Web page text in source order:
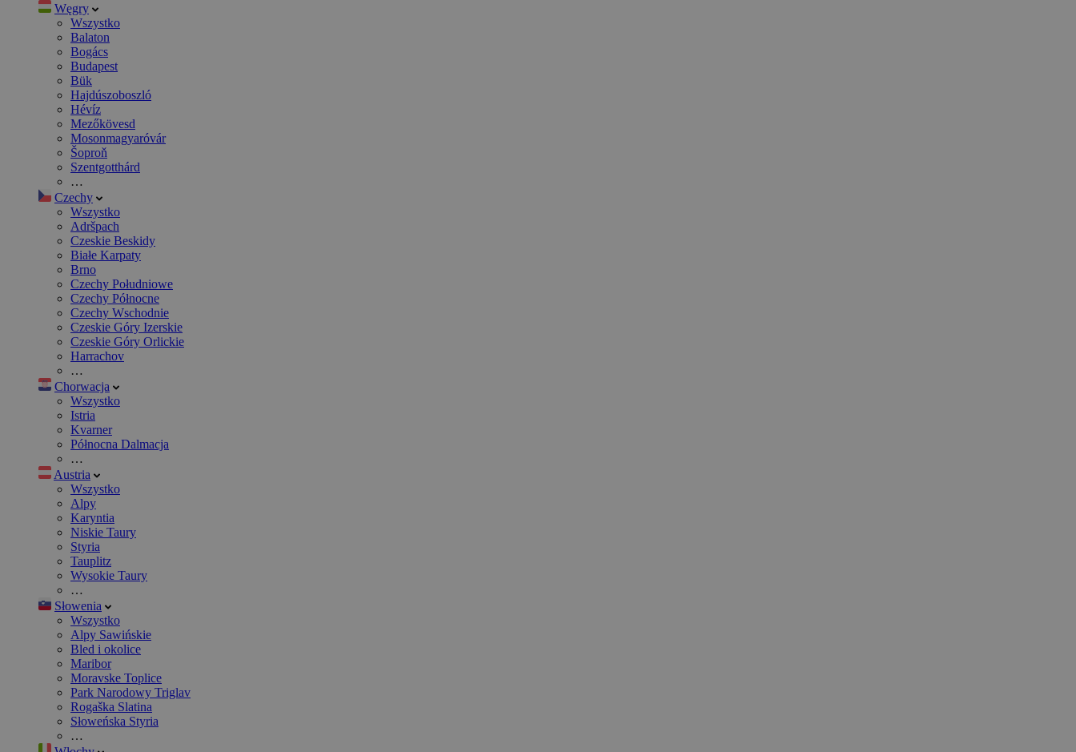
Węgry
Wszystko
Balaton
Bogács
Budapest
Bük
Hajdúszoboszló
Hévíz
Mezőkövesd
Mosonmagyaróvár
Šoproň
Szentgotthárd
…
Czechy
Wszystko
Adršpach
Czeskie Beskidy
Białe Karpaty
Brno
Czechy Południowe
Czechy Północne
Czechy Wschodnie
Czeskie Góry Izerskie
Czeskie Góry Orlickie
Harrachov
…
Chorwacja
Wszystko
Istria
Kvarner
Północna Dalmacja
…
Austria
Wszystko
Alpy
Karyntia
Niskie Taury
Styria
Tauplitz
Wysokie Taury
…
Słowenia
Wszystko
Alpy Sawińskie
Bled i okolice
Maribor
Moravske Toplice
Park Narodowy Triglav
Rogaška Slatina
Słoweńska Styria
…